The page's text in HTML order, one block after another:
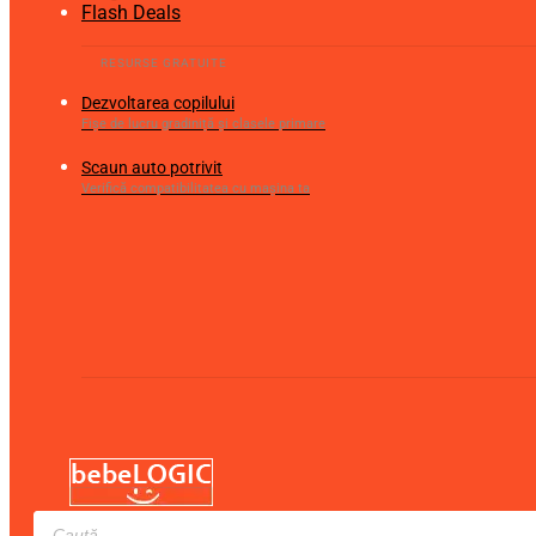
Flash Deals
Dezvoltarea copilului
Fișe de lucru gradiniță și clasele primare
Scaun auto potrivit
Verifică compatibilitatea cu mașina ta
Products